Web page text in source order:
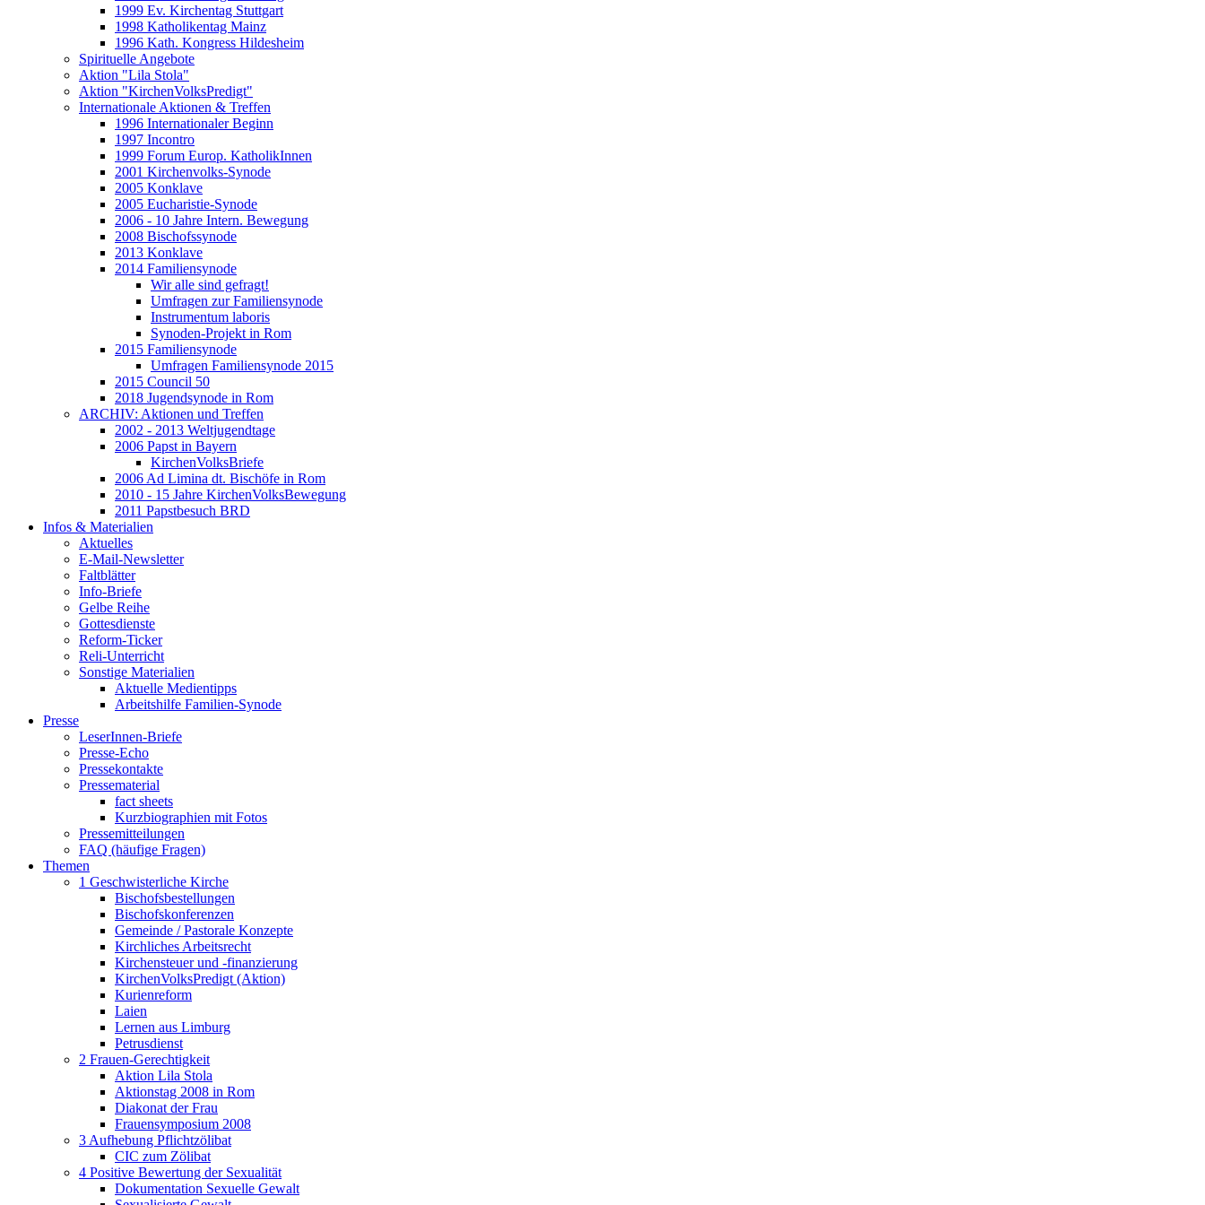
1999 Ev. Kirchentag Stuttgart
1998 Katholikentag Mainz
1996 Kath. Kongress Hildesheim
Spirituelle Angebote
Aktion "Lila Stola"
Aktion "KirchenVolksPredigt"
Internationale Aktionen & Treffen
1996 Internationaler Beginn
1997 Incontro
1999 Forum Europ. KatholikInnen
2001 Kirchenvolks-Synode
2005 Konklave
2005 Eucharistie-Synode
2006 - 10 Jahre Intern. Bewegung
2008 Bischofssynode
2013 Konklave
2014 Familiensynode
Wir alle sind gefragt!
Umfragen zur Familiensynode
Instrumentum laboris
Synoden-Projekt in Rom
2015 Familiensynode
Umfragen Familiensynode 2015
2015 Council 50
2018 Jugendsynode in Rom
ARCHIV: Aktionen und Treffen
2002 - 2013 Weltjugendtage
2006 Papst in Bayern
KirchenVolksBriefe
2006 Ad Limina dt. Bischöfe in Rom
2010 - 15 Jahre KirchenVolksBewegung
2011 Papstbesuch BRD
Infos & Materialien
Aktuelles
E-Mail-Newsletter
Faltblätter
Info-Briefe
Gelbe Reihe
Gottesdienste
Reform-Ticker
Reli-Unterricht
Sonstige Materialien
Aktuelle Medientipps
Arbeitshilfe Familien-Synode
Presse
LeserInnen-Briefe
Presse-Echo
Pressekontakte
Pressematerial
fact sheets
Kurzbiographien mit Fotos
Pressemitteilungen
FAQ (häufige Fragen)
Themen
1 Geschwisterliche Kirche
Bischofsbestellungen
Bischofskonferenzen
Gemeinde / Pastorale Konzepte
Kirchliches Arbeitsrecht
Kirchensteuer und -finanzierung
KirchenVolksPredigt (Aktion)
Kurienreform
Laien
Lernen aus Limburg
Petrusdienst
2 Frauen-Gerechtigkeit
Aktion Lila Stola
Aktionstag 2008 in Rom
Diakonat der Frau
Frauensymposium 2008
3 Aufhebung Pflichtzölibat
CIC zum Zölibat
4 Positive Bewertung der Sexualität
Dokumentation Sexuelle Gewalt